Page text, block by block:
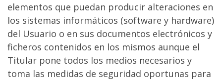
elementos que puedan producir alteraciones en
los sistemas informáticos (software y hardware)
del Usuario o en sus documentos electrónicos y
ficheros contenidos en los mismos aunque el
Titular pone todos los medios necesarios y
toma las medidas de seguridad oportunas para